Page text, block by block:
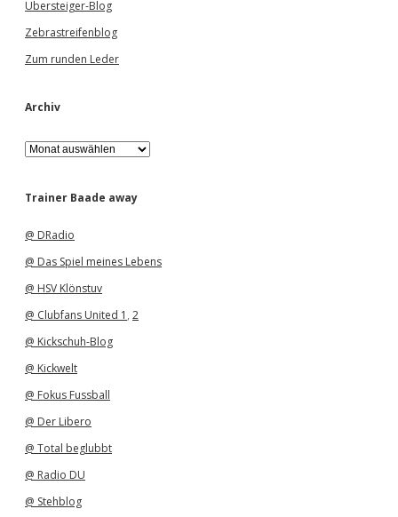
Übersteiger-Blog
Zebrastreifenblog
Zum runden Leder
Archiv
A
r
h
Trainer Baade away
@ DRadio
@ Das Spiel meines Lebens
@ HSV Klönstuv
@ Clubfans United 1 , 2
@ Kickschuh-Blog
@ Kickwelt
@ Fokus Fussball
@ Der Libero
@ Total beglubbt
@ Radio DU
@ Stehblog